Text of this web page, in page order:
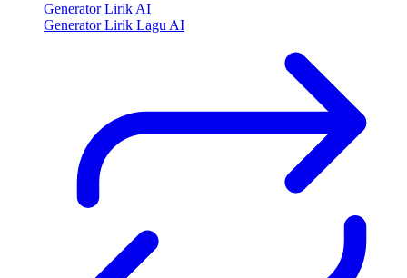
Generator Lirik AI
Generator Lirik Lagu AI